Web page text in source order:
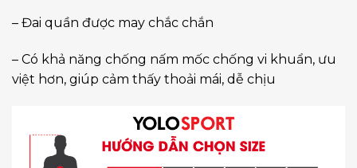
– Đai quần được may chắc chắn
– Có khả năng chống nấm mốc chống vi khuẩn, ưu
việt hơn, giúp cảm thấy thoải mái, dễ chịu